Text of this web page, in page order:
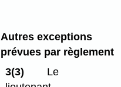
Autres exceptions
prévues par règlement
3(3)
Le